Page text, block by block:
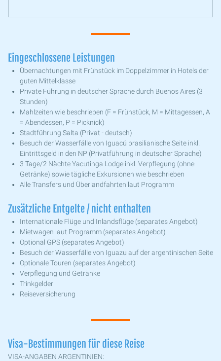
Eingeschlossene Leistungen
Übernachtungen mit Frühstück im Doppelzimmer in Hotels der
guten Mittelklasse
Private Führung in deutscher Sprache durch Buenos Aires (3
Stunden)
Mahlzeiten wie beschrieben (F = Frühstück, M = Mittagessen, A
= Abendessen, P = Picknick)
Stadtführung Salta (Privat - deutsch)
Besuch der Wasserfälle von Iguacú brasilianische Seite inkl.
Eintrittsgeld in den NP (Privatführung in deutscher Sprache)
3 Tage/2 Nächte Yacutinga Lodge inkl. Verpflegung (ohne
Getränke) sowie tägliche Exkursionen wie beschrieben
Alle Transfers und Überlandfahrten laut Programm
Zusätzliche Entgelte / nicht enthalten
Internationale Flüge und Inlandsflüge (separates Angebot)
Mietwagen laut Programm (separates Angebot)
Optional GPS (separates Angebot)
Besuch der Wasserfälle von Iguazu auf der argentinischen Seite
Optionale Touren (separates Angebot)
Verpflegung und Getränke
Trinkgelder
Reiseversicherung
Visa-Bestimmungen für diese Reise
VISA-ANGABEN ARGENTINIEN: